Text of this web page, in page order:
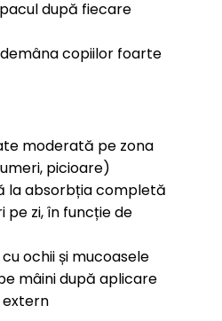
după fiecare
copiilor foarte
moderată pe zona
picioare)
la absorbția completă
pe zi, în funcție de
ochii și mucoasele
mâini după aplicare
extern